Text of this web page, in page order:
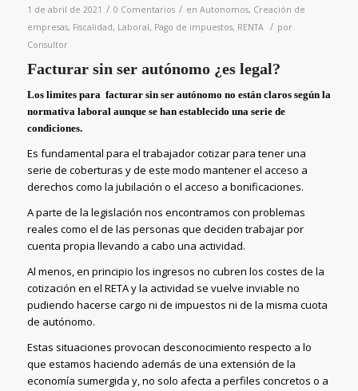
1 de abril de 2021 / 0 Comentarios / en Autonomos, Creación de
empresas, Fiscalidad, Laboral, Pago de impuestos, RENTA / por
Consultor
Facturar sin ser autónomo ¿es legal?
Los limites para facturar sin ser autónomo no están claros según la
normativa laboral aunque se han establecido una serie de
condiciones.
Es fundamental para el trabajador cotizar para tener una
serie de coberturas y de este modo mantener el acceso a
derechos como la jubilación o el acceso a bonificaciones.
A parte de la legislación nos encontramos con problemas
reales como el de las personas que deciden trabajar por
cuenta propia llevando a cabo una actividad.
Al menos, en principio los ingresos no cubren los costes de la
cotización en el RETA y la actividad se vuelve inviable no
pudiendo hacerse cargo ni de impuestos ni de la misma cuota
de autónomo.
Estas situaciones provocan desconocimiento respecto a lo
que estamos haciendo además de una extensión de la
economía sumergida y, no solo afecta a perfiles concretos o a